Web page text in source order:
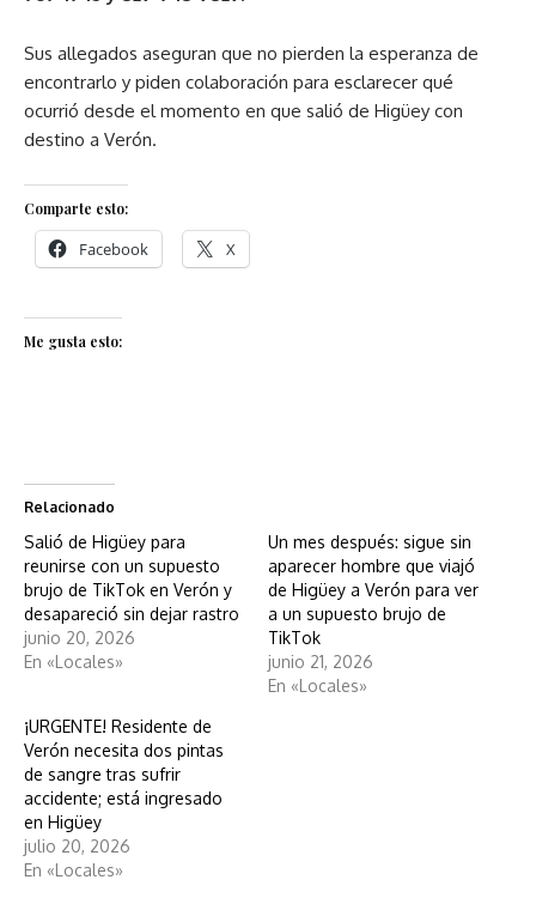
Sus allegados aseguran que no pierden la esperanza de
encontrarlo y piden colaboración para esclarecer qué
ocurrió desde el momento en que salió de Higüey con
destino a Verón.
Comparte esto:
Facebook X
Me gusta esto:
Relacionado
Salió de Higüey para
reunirse con un supuesto
brujo de TikTok en Verón y
desapareció sin dejar rastro
junio 20, 2026
En «Locales»
Un mes después: sigue sin
aparecer hombre que viajó
de Higüey a Verón para ver
a un supuesto brujo de
TikTok
junio 21, 2026
En «Locales»
¡URGENTE! Residente de
Verón necesita dos pintas
de sangre tras sufrir
accidente; está ingresado
en Higüey
julio 20, 2026
En «Locales»